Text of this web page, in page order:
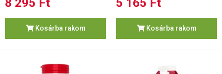
8 295 Ft
Kosárba rakom
5 165 Ft
Kosárba rakom